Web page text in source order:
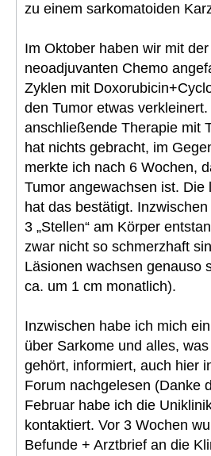
zu einem sarkomatoiden
Im Oktober haben wir mit der
neoadjuvanten Chemo
Zyklen mit
den Tumor etwas verkleinert.
anschließende Therapie mit
hat nichts gebracht, im
merkte ich nach 6 Wochen,
Tumor angewachsen ist. Die
hat das bestätigt.
3 „Stellen“ am Körper
zwar nicht so schmerzhaft
Läsionen wachsen genauso
ca. um 1 cm monatlich).
Inzwischen habe ich mich
über Sarkome und alles,
gehört, informiert, auch hier
Forum nachgelesen (Danke
Februar habe ich die
kontaktiert. Vor 3 Wochen
Befunde + Arztbrief an die